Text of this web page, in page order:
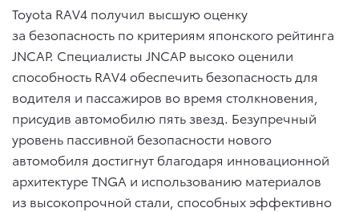
Toyota RAV4 получил высшую оценку
за безопасность по критериям японского рейтинга
JNCAP. Специалисты JNCAP высоко оценили
способность RAV4 обеспечить безопасность для
водителя и пассажиров во время столкновения,
присудив автомобилю пять звезд. Безупречный
уровень пассивной безопасности нового
автомобиля достигнут благодаря инновационной
архитектуре TNGA и использованию материалов
из высокопрочной стали, способных эффективно